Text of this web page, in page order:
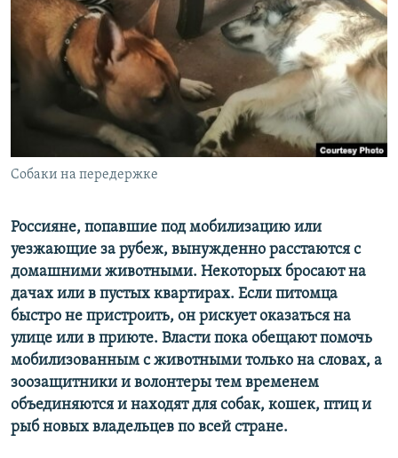
ПОДПИШИТЕСЬ НА РАССЫЛКУ
СОЦИАЛЬНЫЕ СЕТИ
Собаки на передержке
Россияне, попавшие под мобилизацию или
уезжающие за рубеж, вынужденно расстаются с
домашними животными. Некоторых бросают на
дачах или в пустых квартирах. Если питомца
быстро не пристроить, он рискует оказаться на
улице или в приюте. Власти пока обещают помочь
мобилизованным с животными только на словах, а
зоозащитники и волонтеры тем временем
объединяются и находят для собак, кошек, птиц и
рыб новых владельцев по всей стране.